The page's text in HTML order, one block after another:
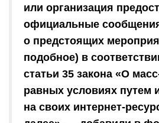
или организация
официальные
о предстоящих
подобное) в
статьи 35 закона «О
равных условиях путем
на своих интернет-